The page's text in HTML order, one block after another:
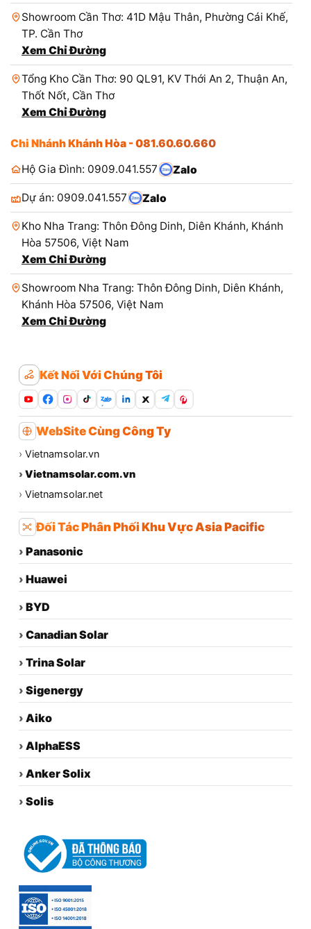
Showroom Cần Thơ: 41D Mậu Thân, Phường Cái Khế,
TP. Cần Thơ
Xem Chỉ Đường
Tổng Kho Cần Thơ: 90 QL91, KV Thới An 2, Thuận An,
Thốt Nốt, Cần Thơ
Xem Chỉ Đường
Chi Nhánh Khánh Hòa - 081.60.60.660
Hộ Gia Đình: 0909.041.557
Zalo
Dự án: 0909.041.557 Zalo
Kho Nha Trang: Thôn Đông Dinh, Diên Khánh, Khánh
Hòa 57506, Việt Nam
Xem Chỉ Đường
Showroom Nha Trang: Thôn Đông Dinh, Diên Khánh,
Khánh Hòa 57506, Việt Nam
Xem Chỉ Đường
Kết Nối Với Chúng Tôi
Zalo
WebSite Cùng Công Ty
› Vietnamsolar.vn
› Vietnamsolar.com.vn
› Vietnamsolar.net
Đối Tác Phân Phối Khu Vực Asia Pacific
› Panasonic
› Huawei
› BYD
› Canadian Solar
› Trina Solar
› Sigenergy
› Aiko
› AlphaESS
› Anker Solix
› Solis